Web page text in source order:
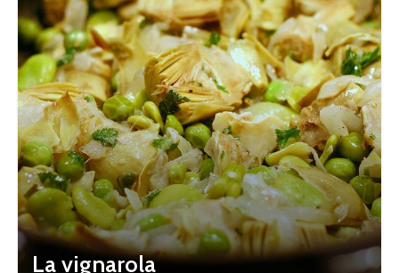
La vignarola